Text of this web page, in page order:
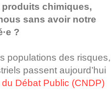
chimiques,
sans avoir notre
?
populations des risques,
passent aujourd’hui
Débat Public (CNDP)